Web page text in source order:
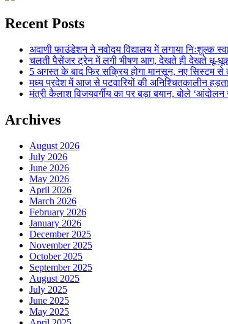
Recent Posts
अदाणी फाउंडेशन ने नवोदय विद्यालय में लगाया निःशुल्क
चलती पैसेंजर ट्रेन में लगी भीषण आग, देखते ही देखते धू-धूकर
5 अगस्त के बाद फिर सक्रिय होगा मानसून, नए सिस्टम
मध्य प्रदेश में आज से पटवारियों की अनिश्चितकालीन
मंत्री कैलाश विजयवर्गीय का पर बड़ा बयान, बोले ‘आंदोलन
Archives
August 2026
July 2026
June 2026
May 2026
April 2026
March 2026
February 2026
January 2026
December 2025
November 2025
October 2025
September 2025
August 2025
July 2025
June 2025
May 2025